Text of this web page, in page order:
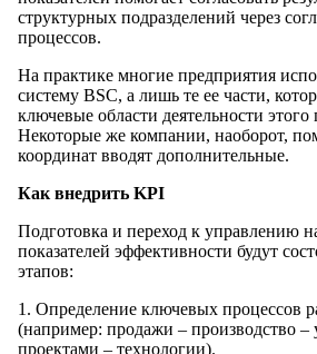
структурных подразделений через
процессов.
На практике многие предприятия
систему BSC, а лишь те ее части,
ключевые области деятельности этого
Некоторые же компании, наоборот,
координат вводят дополнительные.
Как внедрить KPI
Подготовка и переход к управлению
показателей эффективности будут
этапов:
1. Определение ключевых процессов
(например: продажи – производство –
проектами – технологии).